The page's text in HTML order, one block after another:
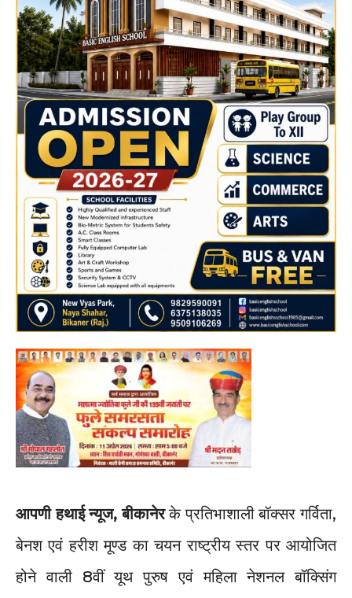
आपणी हथाई न्यूज, बीकानेरके प्रतिभाशाली बॉक्सर गर्विता,
बेनश एवं हरीश मूण्ड का चयन राष्ट्रीय स्तर पर आयोजित
होने वाली 8वीं यूथ पुरुष एवं महिला नेशनल बॉक्सिंग